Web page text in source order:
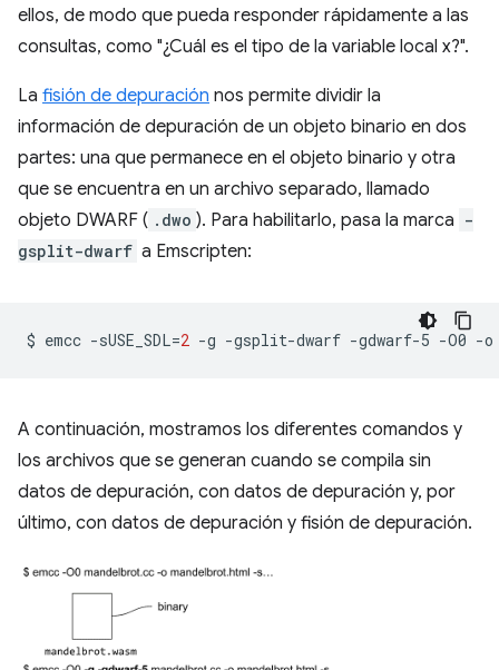
ellos, de modo que pueda responder rápidamente a las
consultas, como "¿Cuál es el tipo de la variable local x?".
La fisión de depuración nos permite dividir la
información de depuración de un objeto binario en dos
partes: una que permanece en el objeto binario y otra
que se encuentra en un archivo separado, llamado
objeto DWARF ( .dwo ). Para habilitarlo, pasa la marca -
gsplit-dwarf a Emscripten:
$ emcc -sUSE_SDL=2 -g -gsplit-dwarf -gdwarf-5 -O0 -o
A continuación, mostramos los diferentes comandos y
los archivos que se generan cuando se compila sin
datos de depuración, con datos de depuración y, por
último, con datos de depuración y fisión de depuración.